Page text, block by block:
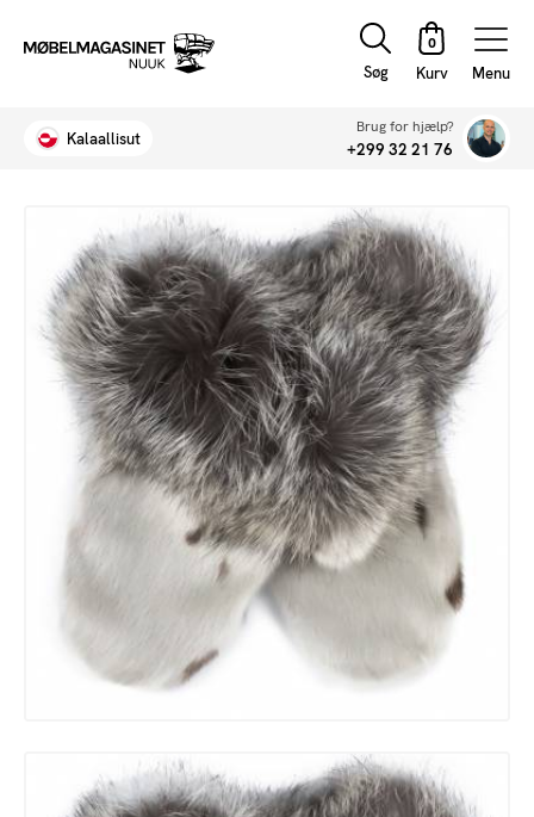
Søg Menu
Kalaallisut
Brug for hjælp?
+299 32 21 76